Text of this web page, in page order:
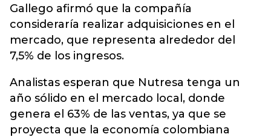
Gallego afirmó que la compañía
consideraría realizar adquisiciones en el
mercado, que representa alrededor del
7,5% de los ingresos.
Analistas esperan que Nutresa tenga un
año sólido en el mercado local, donde
genera el 63% de las ventas, ya que se
proyecta que la economía colombiana